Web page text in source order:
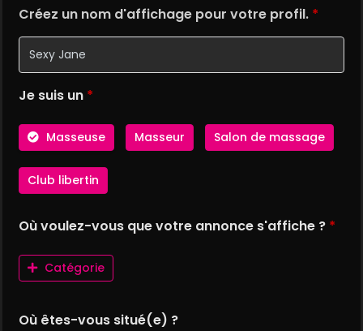
Créez un nom d'affichage pour votre profil. *
Je suis un *
Masseuse Masseur Salon de massage
Club libertin
Où voulez-vous que votre annonce s'affiche ? *
Catégorie
Où êtes-vous situé(e) ?